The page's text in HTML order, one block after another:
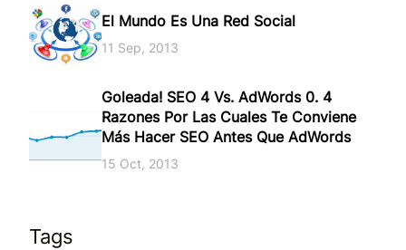
El Mundo Es Una Red Social
11 Sep, 2013
Goleada! SEO 4 Vs. AdWords 0. 4
Razones Por Las Cuales Te Conviene
Más Hacer SEO Antes Que AdWords
15 Oct, 2013
Tags